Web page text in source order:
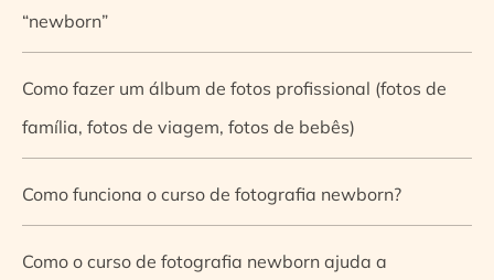
“newborn”
Como fazer um álbum de fotos profissional (fotos de
família, fotos de viagem, fotos de bebês)
Como funciona o curso de fotografia newborn?
Como o curso de fotografia newborn ajuda a